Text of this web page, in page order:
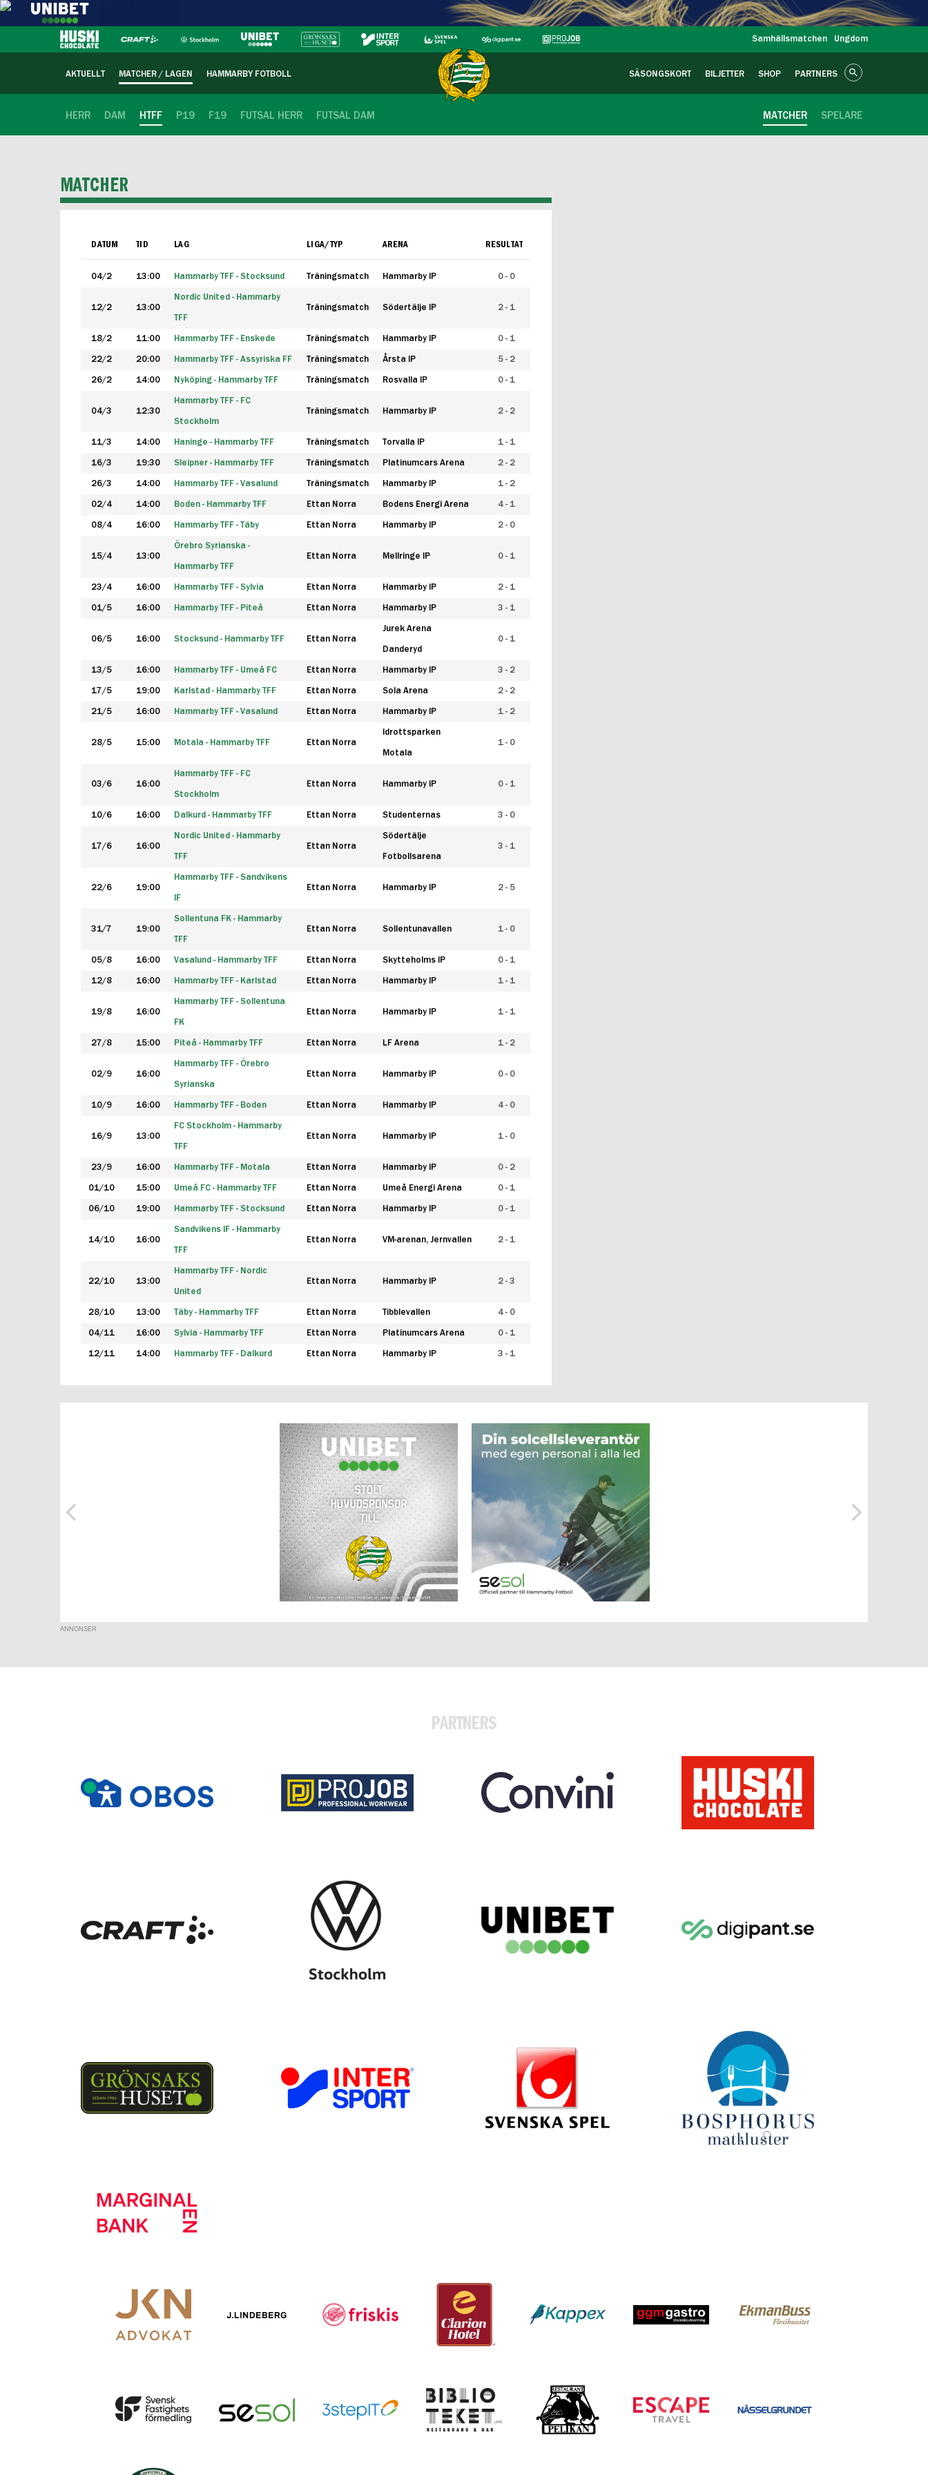
Samhällsmatchen Ungdom
AKTUELLT MATCHER / LAGEN HAMMARBY FOTBOLL SÄSONGSKORT BILJETTER SHOP PARTNERS
HERR DAM HTFF P19 F19 FUTSAL HERR FUTSAL DAM SPELARE
MATCHER
MATCHER
DATUM TID LAG LIGA/TYP ARENA RESULTAT
04/2 13:00 Hammarby TFF - Stocksund Träningsmatch Hammarby IP 0 - 0
12/2 13:00
Nordic United - Hammarby
TFF
Träningsmatch Södertälje IP 2 - 1
18/2 11:00 Hammarby TFF - Enskede Träningsmatch Hammarby IP 0 - 1
22/2 20:00 Hammarby TFF - Assyriska FF Träningsmatch Årsta IP 5 - 2
26/2 14:00 Nyköping - Hammarby TFF Träningsmatch Rosvalla IP 0 - 1
04/3 12:30
Hammarby TFF - FC
Stockholm
Träningsmatch Hammarby IP 2 - 2
11/3 14:00 Haninge - Hammarby TFF Träningsmatch Torvalla IP 1 - 1
16/3 19:30 Sleipner - Hammarby TFF Träningsmatch Platinumcars Arena 2 - 2
26/3 14:00 Hammarby TFF - Vasalund Träningsmatch Hammarby IP 1 - 2
02/4 14:00 Boden - Hammarby TFF Ettan Norra Bodens Energi Arena 4 - 1
08/4 16:00 Hammarby TFF - Täby Ettan Norra Hammarby IP 2 - 0
15/4 13:00
Örebro Syrianska -
Hammarby TFF
Ettan Norra Mellringe IP 0 - 1
23/4 16:00 Hammarby TFF - Sylvia Ettan Norra Hammarby IP 2 - 1
01/5 16:00 Hammarby TFF - Piteå Ettan Norra Hammarby IP 3 - 1
06/5 16:00 Stocksund - Hammarby TFF Ettan Norra
Jurek Arena
Danderyd
0 - 1
13/5 16:00 Hammarby TFF - Umeå FC Ettan Norra Hammarby IP 3 - 2
17/5 19:00 Karlstad - Hammarby TFF Ettan Norra Sola Arena 2 - 2
21/5 16:00 Hammarby TFF - Vasalund Ettan Norra Hammarby IP 1 - 2
28/5 15:00 Motala - Hammarby TFF Ettan Norra
Idrottsparken
Motala
1 - 0
03/6 16:00
Hammarby TFF - FC
Stockholm
Ettan Norra Hammarby IP 0 - 1
10/6 16:00 Dalkurd - Hammarby TFF Ettan Norra Studenternas 3 - 0
17/6 16:00
Nordic United - Hammarby
TFF
Ettan Norra
Södertälje
Fotbollsarena
3 - 1
22/6 19:00
Hammarby TFF - Sandvikens
IF
Ettan Norra Hammarby IP 2 - 5
31/7 19:00
Sollentuna FK - Hammarby
TFF
Ettan Norra Sollentunavallen 1 - 0
05/8 16:00 Vasalund - Hammarby TFF Ettan Norra Skytteholms IP 0 - 1
12/8 16:00 Hammarby TFF - Karlstad Ettan Norra Hammarby IP 1 - 1
19/8 16:00
Hammarby TFF - Sollentuna
FK
Ettan Norra Hammarby IP 1 - 1
27/8 15:00 Piteå - Hammarby TFF Ettan Norra LF Arena 1 - 2
02/9 16:00
Hammarby TFF - Örebro
Syrianska
Ettan Norra Hammarby IP 0 - 0
10/9 16:00 Hammarby TFF - Boden Ettan Norra Hammarby IP 4 - 0
16/9 13:00
FC Stockholm - Hammarby
TFF
Ettan Norra Hammarby IP 1 - 0
23/9 16:00 Hammarby TFF - Motala Ettan Norra Hammarby IP 0 - 2
01/10 15:00 Umeå FC - Hammarby TFF Ettan Norra Umeå Energi Arena 0 - 1
06/10 19:00 Hammarby TFF - Stocksund Ettan Norra Hammarby IP 0 - 1
14/10 16:00
Sandvikens IF - Hammarby
TFF
Ettan Norra VM-arenan, Jernvallen 2 - 1
22/10 13:00
Hammarby TFF - Nordic
United
Ettan Norra Hammarby IP 2 - 3
28/10 13:00 Täby - Hammarby TFF Ettan Norra Tibblevallen 4 - 0
04/11 16:00 Sylvia - Hammarby TFF Ettan Norra Platinumcars Arena 0 - 1
12/11 14:00 Hammarby TFF - Dalkurd Ettan Norra Hammarby IP 3 - 1
ANNONSER
PARTNERS